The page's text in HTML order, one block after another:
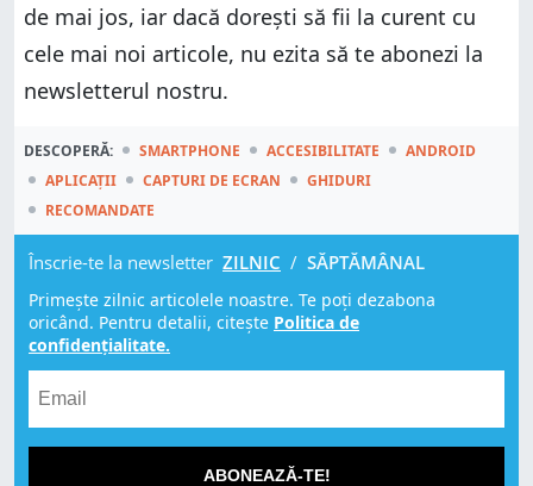
de mai jos, iar dacă dorești să fii la curent cu
cele mai noi articole, nu ezita să te abonezi la
newsletterul nostru.
DESCOPERĂ: SMARTPHONE ACCESIBILITATE
ANDROID
APLICAȚII
CAPTURI DE ECRAN
GHIDURI
RECOMANDATE
Înscrie-te la newsletter ZILNIC / SĂPTĂMÂNAL
Primește zilnic articolele noastre. Te poți dezabona
oricând. Pentru detalii, citește Politica de
confidențialitate.
ABONEAZĂ-TE!